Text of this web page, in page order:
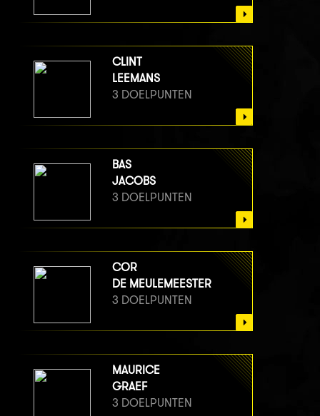
CLINT
LEEMANS
3 DOELPUNTEN
BAS
JACOBS
3 DOELPUNTEN
COR
DE MEULEMEESTER
3 DOELPUNTEN
MAURICE
GRAEF
3 DOELPUNTEN